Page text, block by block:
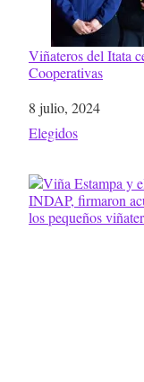
Viñateros del Itata
Cooperativas
Fecha
8 julio, 2024
Respecto a
Elegidos